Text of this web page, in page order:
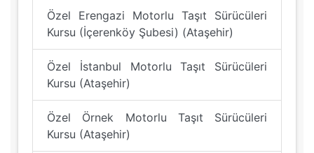
Özel Erengazi Motorlu Taşıt Sürücüleri
Kursu (İçerenköy Şubesi) (Ataşehir)
Özel İstanbul Motorlu Taşıt Sürücüleri
Kursu (Ataşehir)
Özel Örnek Motorlu Taşıt Sürücüleri
Kursu (Ataşehir)